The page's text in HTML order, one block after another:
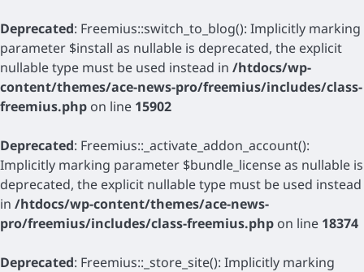
Deprecated: Freemius::switch_to_blog(): Implicitly marking
parameter $install as nullable is deprecated, the explicit
nullable type must be used instead in /htdocs/wp-
content/themes/ace-news-pro/freemius/includes/class-
freemius.php on line 15902
Deprecated: Freemius::_activate_addon_account():
Implicitly marking parameter $bundle_license as nullable is
deprecated, the explicit nullable type must be used instead
in /htdocs/wp-content/themes/ace-news-
pro/freemius/includes/class-freemius.php on line 18374
Deprecated: Freemius::_store_site(): Implicitly marking